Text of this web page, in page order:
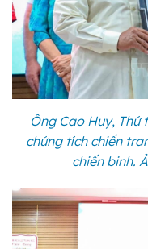
Ông Cao Huy,
chứng tích chiến
chiến binh.